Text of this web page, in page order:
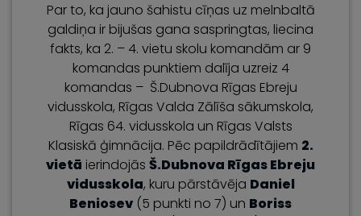
Par to, ka jauno šahistu cīņas uz melnbaltā
galdiņa ir bijušas gana saspringtas, liecina
fakts, ka 2. – 4. vietu skolu komandām ar 9
komandas punktiem dalīja uzreiz 4
komandas – Š.Dubnova Rīgas Ebreju
vidusskola, Rīgas Valda Zālīša sākumskola,
Rīgas 64. vidusskola un Rīgas Valsts
Klasiskā ģimnācija. Pēc papildrādītājiem 2.
vietā ierindojās Š.Dubnova Rīgas Ebreju
vidusskola, kuru pārstāvēja Daniel
Beniosev (5 punkti no 7) un Boriss